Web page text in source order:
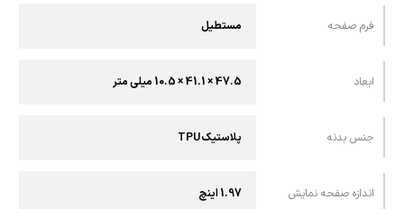
فرم صفحه مستطیل
ابعاد 47.5 × 41.1 × 10.5 میلی متر
جنس بدنه پلاستیک TPU
اندازه صفحه نمایش 1.97 اینچ